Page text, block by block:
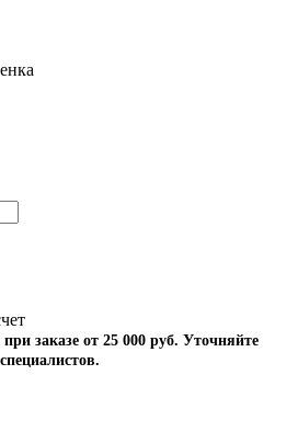
заказе от 25 000 руб. Уточняйте